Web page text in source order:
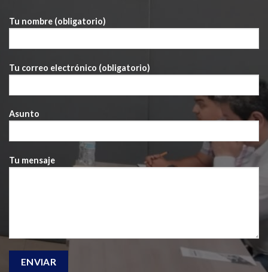
Tu nombre (obligatorio)
Tu correo electrónico (obligatorio)
Asunto
Tu mensaje